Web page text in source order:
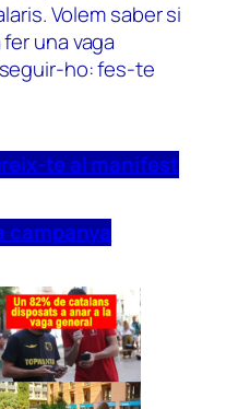
Volem saber si
una vaga
ho: fes-te
te al manifest
campanya